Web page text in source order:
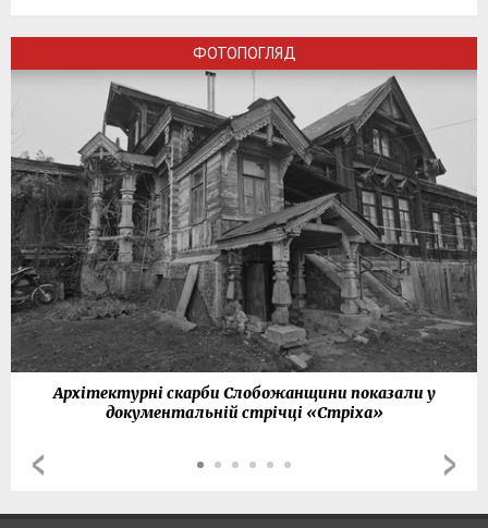
ФОТОПОГЛЯД
Архітектурні скарби Слобожанщини показали у
документальній стрічці «Стріха»